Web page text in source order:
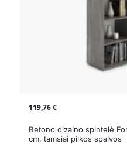
119,76€
Betono dizaino spintelė
cm, tamsiai pilkos spalvos